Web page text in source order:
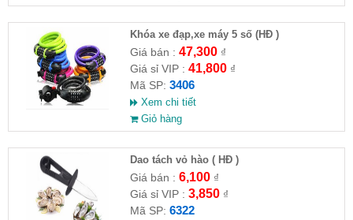
Khóa xe đạp,xe máy 5 số (HĐ )
Giá bán : 47,300₫
Giá sỉ VIP : 41,800₫
Mã SP: 3406
Xem chi tiết
Giỏ hàng
Dao tách vỏ hào ( HĐ )
Giá bán : 6,100₫
Giá sỉ VIP : 3,850₫
Mã SP: 6322